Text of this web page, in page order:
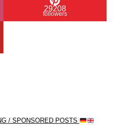
29208
followers
/ SPONSORED POSTS